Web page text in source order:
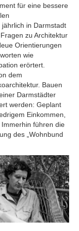
für eine bessere
in Darmstadt
zu Architektur
Orientierungen
wie
erörtert.
dem
Bauen
Darmstädter
werden: Geplant
Einkommen,
führen die
des „Wohnbund